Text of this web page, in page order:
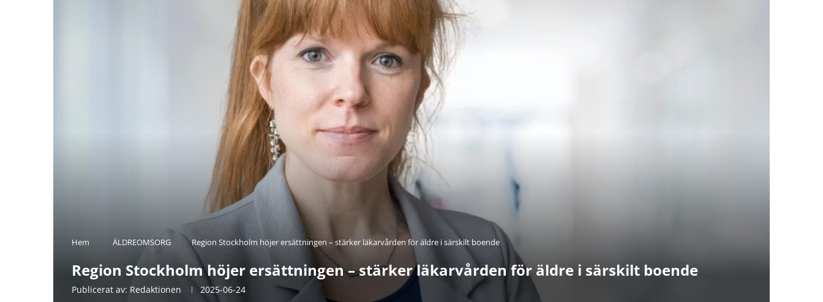
Hem ÄLDREOMSORG Region Stockholm höjer ersättningen – stärker läkarvården för äldre i särskilt boende
Region Stockholm höjer ersättningen – stärker läkarvården för äldre i särskilt boende
Publicerat av: Redaktionen 2025-06-24